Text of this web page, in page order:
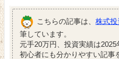
こちらの記事は、 株式
筆しています。
元手20万円、投資実績は2025
初心者にも分かりやすい記事